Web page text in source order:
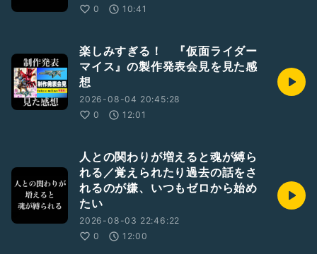
0
10:41
楽しみすぎる！ 『仮面ライダー
マイス』の製作発表会見を見た感
想
2026-08-04 20:45:28
0
12:01
人との関わりが増えると魂が縛ら
れる／覚えられたり過去の話をさ
れるのが嫌、いつもゼロから始め
たい
2026-08-03 22:46:22
0
12:00